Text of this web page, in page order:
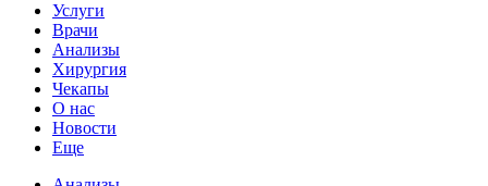
Услуги
Врачи
Анализы
Хирургия
Чекапы
О нас
Новости
Еще